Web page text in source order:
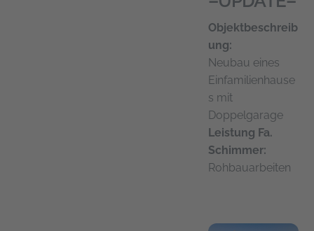
Objektbeschreib
ung:
Neubau eines
Einfamilienhause
s mit
Doppelgarage
Leistung Fa.
Schimmer:
Rohbauarbeiten